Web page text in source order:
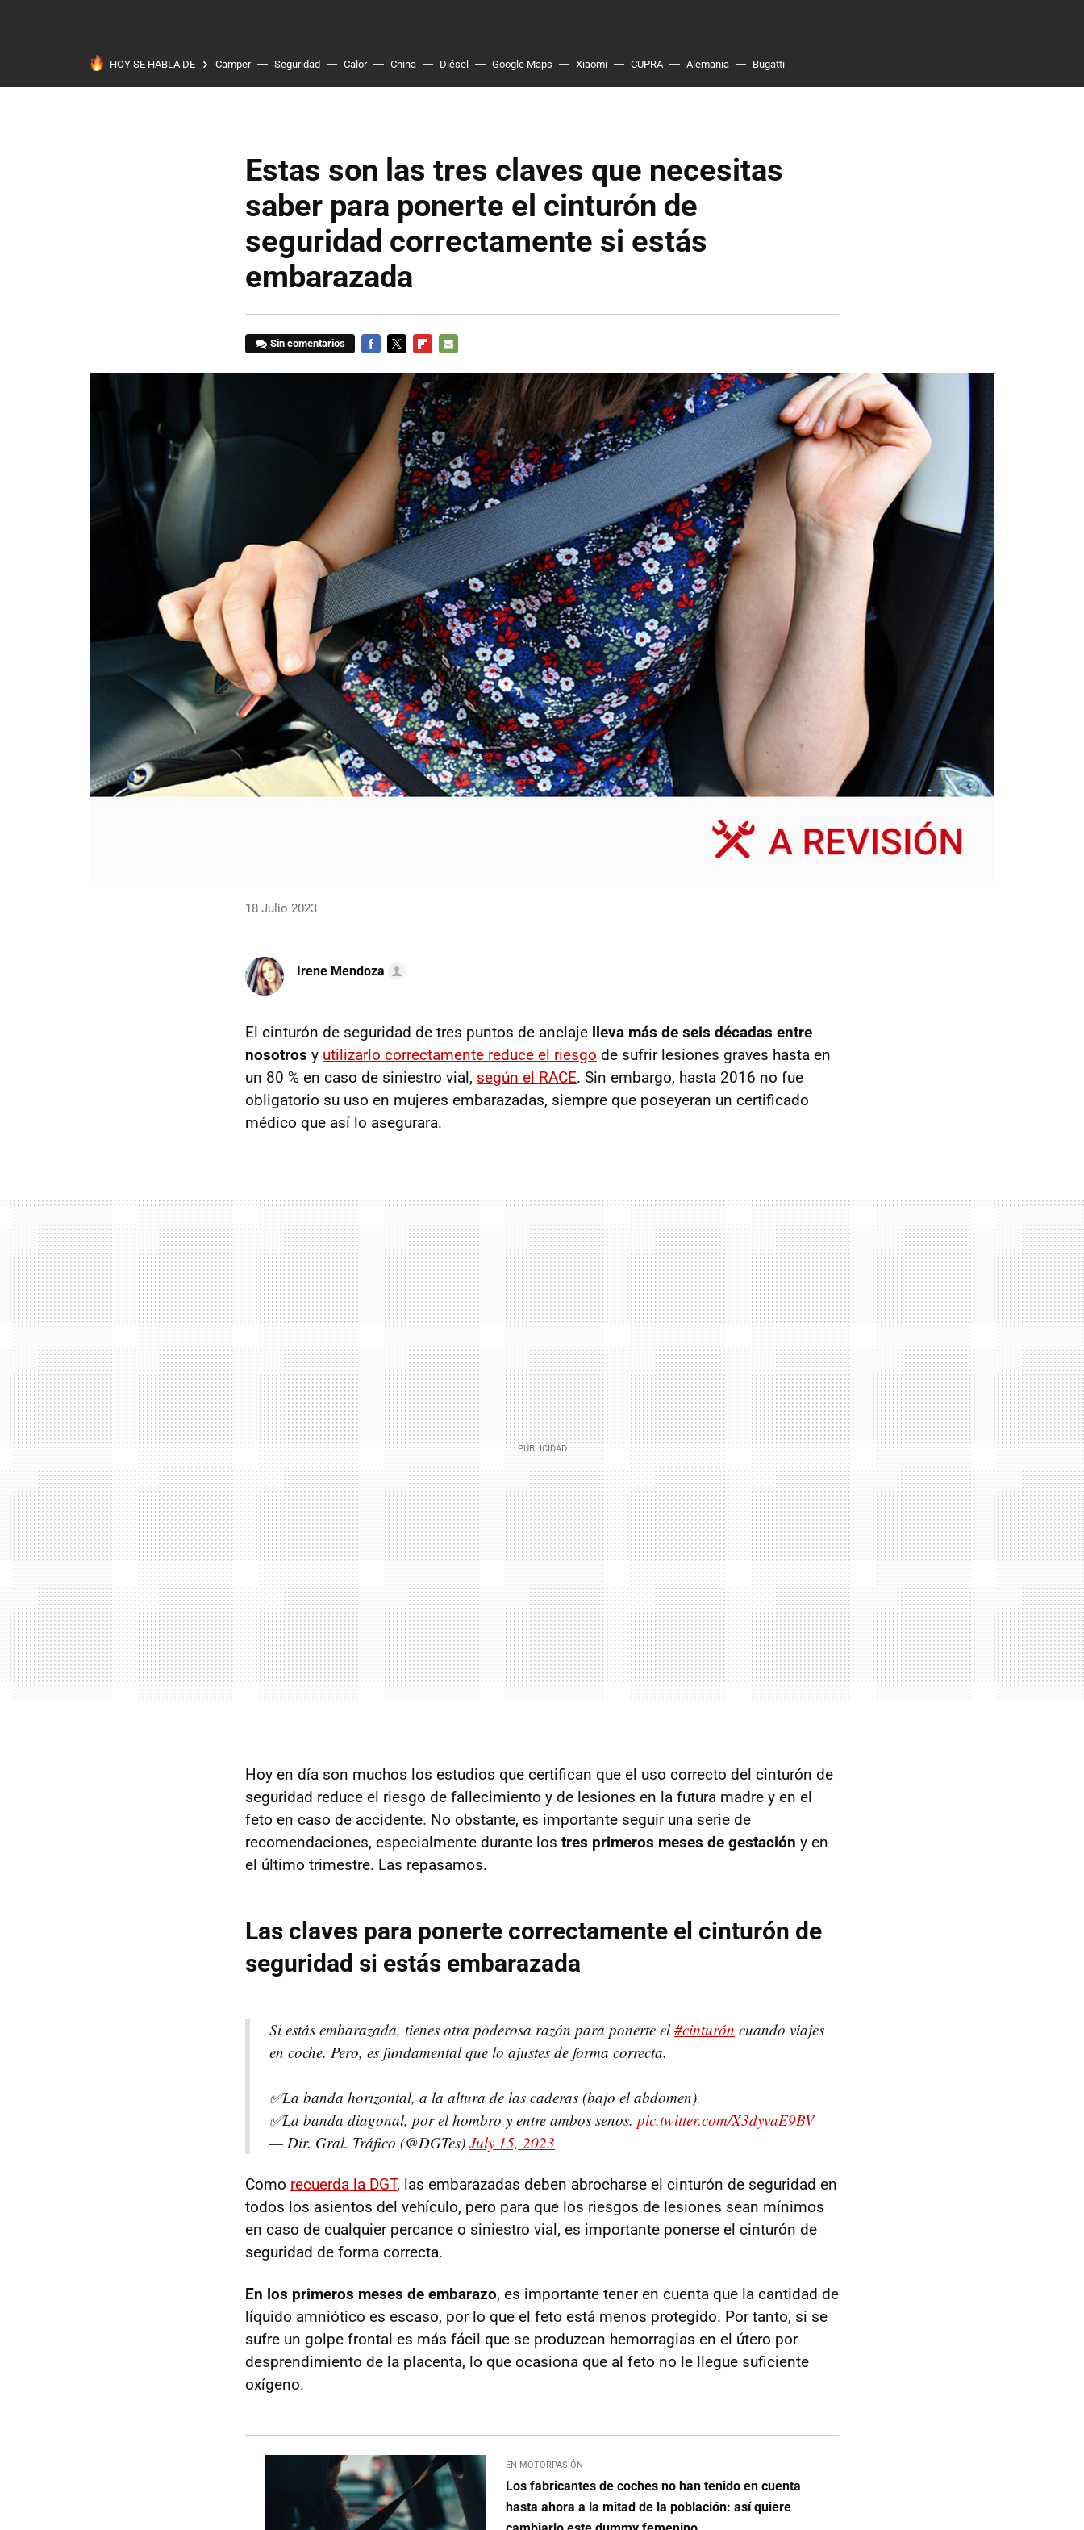
HOY SE HABLA DE Camper Seguridad Calor China Diésel Google Maps Xiaomi CUPRA Alemania Bugatti
Estas son las tres claves que necesitas
saber para ponerte el cinturón de
seguridad correctamente si estás
embarazada
Sin comentarios
18 Julio 2023
Irene Mendoza
El cinturón de seguridad de tres puntos de anclaje lleva más de seis décadas entre
nosotros y utilizarlo correctamente reduce el riesgo de sufrir lesiones graves hasta en
un 80 % en caso de siniestro vial, según el RACE. Sin embargo, hasta 2016 no fue
obligatorio su uso en mujeres embarazadas, siempre que poseyeran un certificado
médico que así lo asegurara.
Hoy en día son muchos los estudios que certifican que el uso correcto del cinturón de
seguridad reduce el riesgo de fallecimiento y de lesiones en la futura madre y en el
feto en caso de accidente. No obstante, es importante seguir una serie de
recomendaciones, especialmente durante los tres primeros meses de gestación y en
el último trimestre. Las repasamos.
Las claves para ponerte correctamente el cinturón de
seguridad si estás embarazada
Si estás embarazada, tienes otra poderosa razón para ponerte el#cinturón cuando viajes
en coche. Pero, es fundamental que lo ajustes de forma correcta.
✅La banda horizontal, a la altura de las caderas (bajo el abdomen).
✅La banda diagonal, por el hombro y entre ambos senos. pic.twitter.com/X3dyvaE9BV
— Dir. Gral. Tráfico (@DGTes) July 15, 2023
Como recuerda la DGT, las embarazadas deben abrocharse el cinturón de seguridad en
todos los asientos del vehículo, pero para que los riesgos de lesiones sean mínimos
en caso de cualquier percance o siniestro vial, es importante ponerse el cinturón de
seguridad de forma correcta.
En los primeros meses de embarazo, es importante tener en cuenta que la cantidad de
líquido amniótico es escaso, por lo que el feto está menos protegido. Por tanto, si se
sufre un golpe frontal es más fácil que se produzcan hemorragias en el útero por
desprendimiento de la placenta, lo que ocasiona que al feto no le llegue suficiente
oxígeno.
EN MOTORPASIÓN
Los fabricantes de coches no han tenido en cuenta
hasta ahora a la mitad de la población: así quiere